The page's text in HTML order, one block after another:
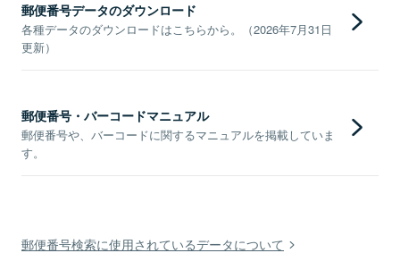
郵便番号データのダウンロード
各種データのダウンロードはこちらから。（2026年7月31日
更新）
郵便番号・バーコードマニュアル
郵便番号や、バーコードに関するマニュアルを掲載していま
す。
郵便番号検索に使用されているデータについて